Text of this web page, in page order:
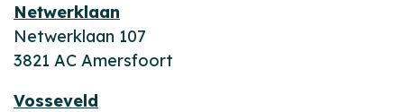
Netwerklaan
Netwerklaan 107
3821 AC Amersfoort
Vosseveld